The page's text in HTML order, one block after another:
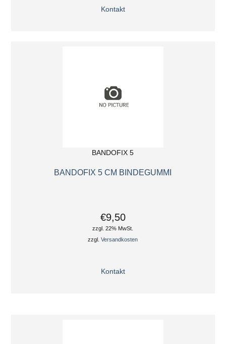
Kontakt
BANDOFIX 5
BANDOFIX 5 CM BINDEGUMMI
€9,50
zzgl. 22% MwSt.
zzgl.Versandkosten
Kontakt